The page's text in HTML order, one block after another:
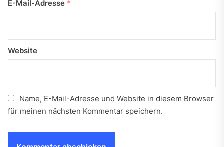
E-Mail-Adresse *
Website
Name, E-Mail-Adresse und Website in diesem Browser
für meinen nächsten Kommentar speichern.